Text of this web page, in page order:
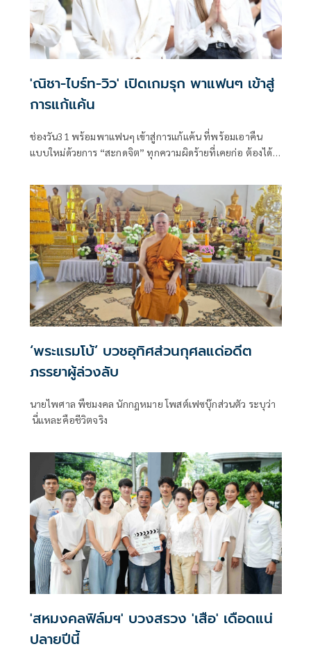
'ณิชา-ไบร์ท-วิว' เปิดเกมรุก พาแฟนๆ เข้าสู่
การแก้แค้น
ช่องวัน31 พร้อมพาแฟนๆ เข้าสู่การแก้แค้น ที่พร้อมเอาคืน
แบบใหม่ด้วยการ “สะกดจิต” ทุกความผิดร้ายที่เคยก่อ ต้องได้
และเพื่อความเป็นสิริมงคลเสริมความปังให้ละครดังเป็นพลุแตก
ป้อน-นิพนธ์ ผิวเณร ประธานเจ้าหน้าที่ฝ่ายผลิตละคร บริษัท
เดอะ วัน เอ็นเตอร์ไพรส์ จำกัด (มหาชน)
‘พระแรมโบ้’ บวชอุทิศส่วนกุศลแด่อดีต
ภรรยาผู้ล่วงลับ
นายไพศาล พืชมงคล นักกฎหมาย โพสต์เฟซบุ๊กส่วนตัว ระบุว่า
นี่แหละคือชีวิตจริง
'สหมงคลฟิล์มฯ' บวงสรวง 'เสือ' เดือดแน่
ปลายปีนี้